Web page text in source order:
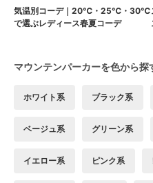
気温別コーデ｜20℃・25℃・30℃
で選ぶレディース春夏コーデ
マウンテンパーカーを色から探
ホワイト系 ブラック系
ベージュ系 グリーン系
イエロー系 ピンク系